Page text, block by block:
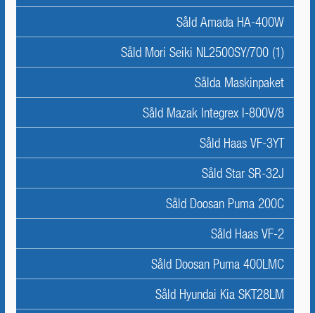
Såld Amada HA-400W
Såld Mori Seiki NL2500SY/700 (1)
Sålda Maskinpaket
Såld Mazak Integrex I-800V/8
Såld Haas VF-3YT
Såld Star SR-32J
Såld Doosan Puma 200C
Såld Haas VF-2
Såld Doosan Puma 400LMC
Såld Hyundai Kia SKT28LM